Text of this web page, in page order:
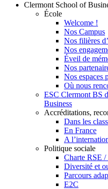
Clermont School of
École
Welcome !
Nos Campus
Nos filières
Nos
Éveil de
Nos
Nos espaces
Où nous
ESC Clermont BS
Business
Accréditations,
Dans les
En France
A
Politique sociale
Charte RSE
Diversité et
Parcours
E2C